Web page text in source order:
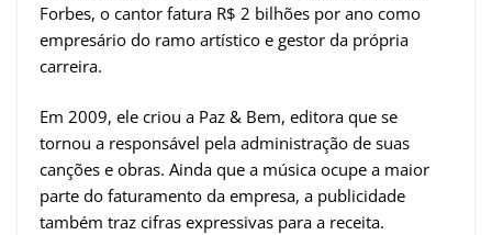
Forbes, o cantor fatura R$ 2 bilhões por ano como
empresário do ramo artístico e gestor da própria
carreira.
Em 2009, ele criou a Paz & Bem, editora que se
tornou a responsável pela administração de suas
canções e obras. Ainda que a música ocupe a maior
parte do faturamento da empresa, a publicidade
também traz cifras expressivas para a receita.